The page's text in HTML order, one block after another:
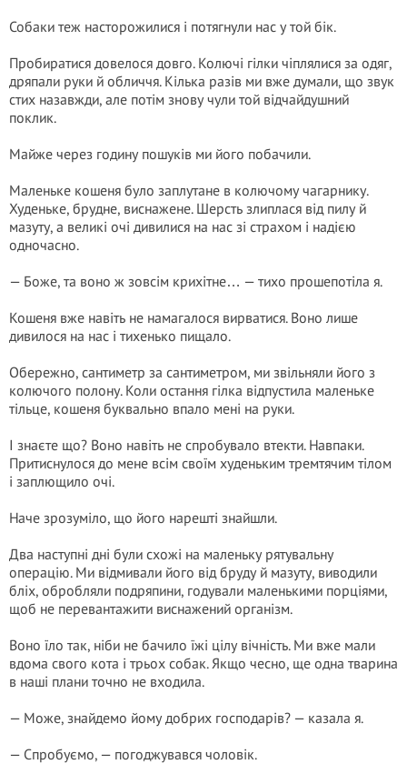
Собаки теж насторожилися і потягнули нас у той бік.
Пробиратися довелося довго. Колючі гілки чіплялися за одяг,
дряпали руки й обличчя. Кілька разів ми вже думали, що звук
стих назавжди, але потім знову чули той відчайдушний
поклик.
Майже через годину пошуків ми його побачили.
Маленьке кошеня було заплутане в колючому чагарнику.
Худеньке, брудне, виснажене. Шерсть злиплася від пилу й
мазуту, а великі очі дивилися на нас зі страхом і надією
одночасно.
— Боже, та воно ж зовсім крихітне… — тихо прошепотіла я.
Кошеня вже навіть не намагалося вирватися. Воно лише
дивилося на нас і тихенько пищало.
Обережно, сантиметр за сантиметром, ми звільняли його з
колючого полону. Коли остання гілка відпустила маленьке
тільце, кошеня буквально впало мені на руки.
І знаєте що? Воно навіть не спробувало втекти. Навпаки.
Притиснулося до мене всім своїм худеньким тремтячим тілом
і заплющило очі.
Наче зрозуміло, що його нарешті знайшли.
Два наступні дні були схожі на маленьку рятувальну
операцію. Ми відмивали його від бруду й мазуту, виводили
бліх, обробляли подряпини, годували маленькими порціями,
щоб не перевантажити виснажений організм.
Воно їло так, ніби не бачило їжі цілу вічність. Ми вже мали
вдома свого кота і трьох собак. Якщо чесно, ще одна тварина
в наші плани точно не входила.
— Може, знайдемо йому добрих господарів? — казала я.
— Спробуємо, — погоджувався чоловік.